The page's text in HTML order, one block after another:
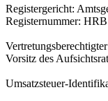
Registergericht:
Registernummer:
Vorsitz des
Umsatzsteuer-